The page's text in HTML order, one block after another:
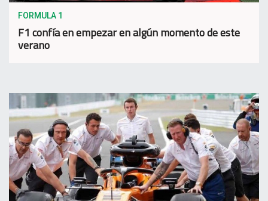
FORMULA 1
F1 confía en empezar en algún momento de este
verano